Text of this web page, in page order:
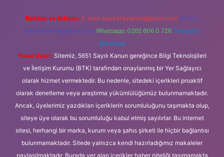
Reklam ve İletişim: E-mail: backlinkpaneli@gmail.com Teams:
forumhizmeti@gmail.com Whatsapp: 0262 606 0 726 Telegram:
@karabul
Yasal Uyarı: Sitemiz, 5651 Sayılı Kanun gereğince Bilgi Teknolojileri
ve İletişim Kurumu (BTK) tarafından onaylanmış bir Yer Sağlayıcı
olarak hizmet vermektedir. Bu nedenle, sitedeki içerikleri proaktif
olarak denetleme veya araştırma yükümlülüğümüz bulunmamaktadır.
Ancak, üyelerimiz yazdıkları içeriklerin sorumluluğunu taşımakta olup,
siteye üye olarak bu sorumluluğu kabul etmiş sayılırlar. Bu internet
sitesi, herhangi bir marka, kurum veya şahıs şirketi ile hiçbir bağlantısı
bulunmamaktadır. Sitede yalnızca kendi hazırladığımız makaleler
paylaşılmaktadır. Burada yer alan içerikler haber niteliği taşımamakta